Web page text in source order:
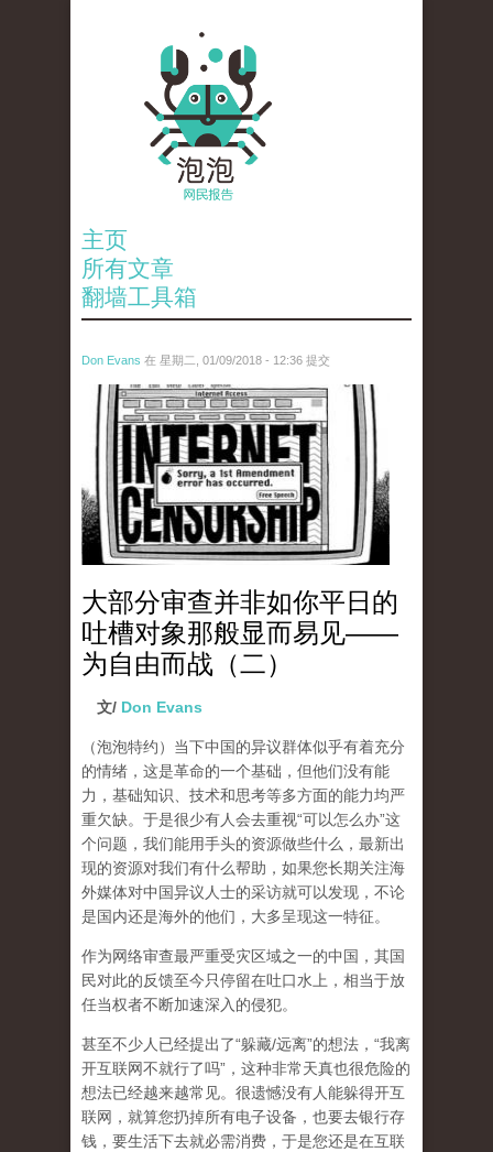
主页
所有文章
翻墙工具箱
Don Evans 在 星期二, 01/09/2018 - 12:36 提交
wechatimg866.jpeg
大部分审查并非如你平日的
吐槽对象那般显而易见——
为自由而战（二）
文/ Don Evans
（泡泡特约） 当下中国的异议群体似乎有着充分
的情绪，这是革命的一个基础，但他们没有能
力，基础知识、技术和思考等多方面的能力均严
重欠缺。于是很少有人会去重视“可以怎么办”这
个问题，我们能用手头的资源做些什么，最新出
现的资源对我们有什么帮助，如果您长期关注海
外媒体对中国异议人士的采访就可以发现，不论
是国内还是海外的他们，大多呈现这一特征。
作为网络审查最严重受灾区域之一的中国，其国
民对此的反馈至今只停留在吐口水上，相当于放
任当权者不断加速深入的侵犯。
甚至不少人已经提出了“躲藏/远离”的想法，“我离
开互联网不就行了吗”，这种非常天真也很危险的
想法已经越来越常见。很遗憾没有人能躲得开互
联网，就算您扔掉所有电子设备，也要去银行存
钱，要生活下去就必需消费，于是您还是在互联